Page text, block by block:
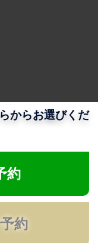
からお選びくだ
約
約